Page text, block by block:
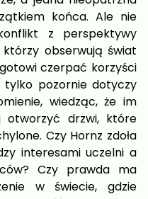
końca. Ale nie
z perspektywy
obserwują świat
czerpać korzyści
tylko pozornie dotyczy
wiedząc, że im
otworzyć drzwi, które
Czy Hornz zdoła
interesami uczelni a
Czy prawda ma
w świecie, gdzie